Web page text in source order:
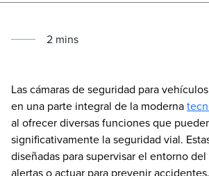
2 mins
Las cámaras de seguridad para
en una parte integral de la moderna
al ofrecer diversas funciones que
significativamente la seguridad vial.
diseñadas para supervisar el entorno
alertas o actuar para prevenir accidentes.